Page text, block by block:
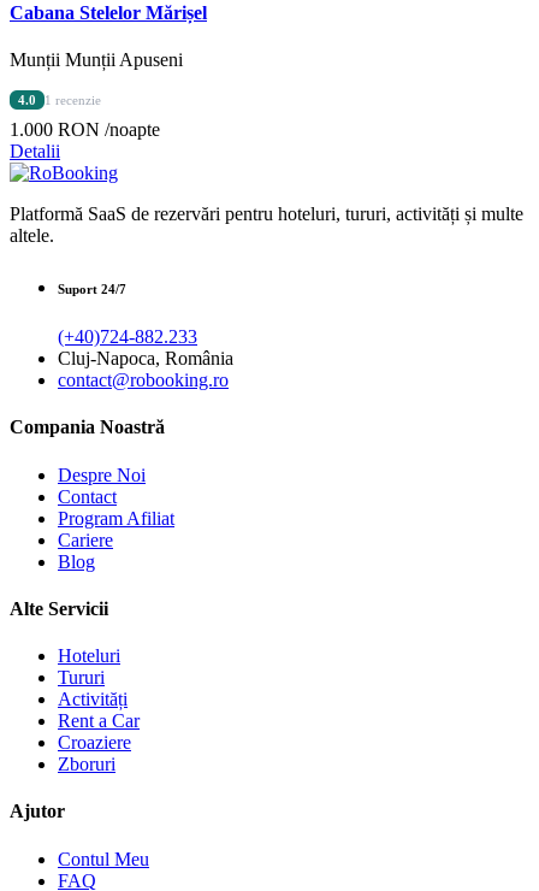
Cabana Stelelor Mărișel
Munții Munții Apuseni
4.0 1 recenzie
1.000 RON /noapte
Detalii
Platformă SaaS de rezervări pentru hoteluri, tururi, activități și multe
altele.
Suport 24/7
(+40)724-882.233
Cluj-Napoca, România
contact@robooking.ro
Compania Noastră
Despre Noi
Contact
Program Afiliat
Cariere
Blog
Alte Servicii
Hoteluri
Tururi
Activități
Rent a Car
Croaziere
Zboruri
Ajutor
Contul Meu
FAQ